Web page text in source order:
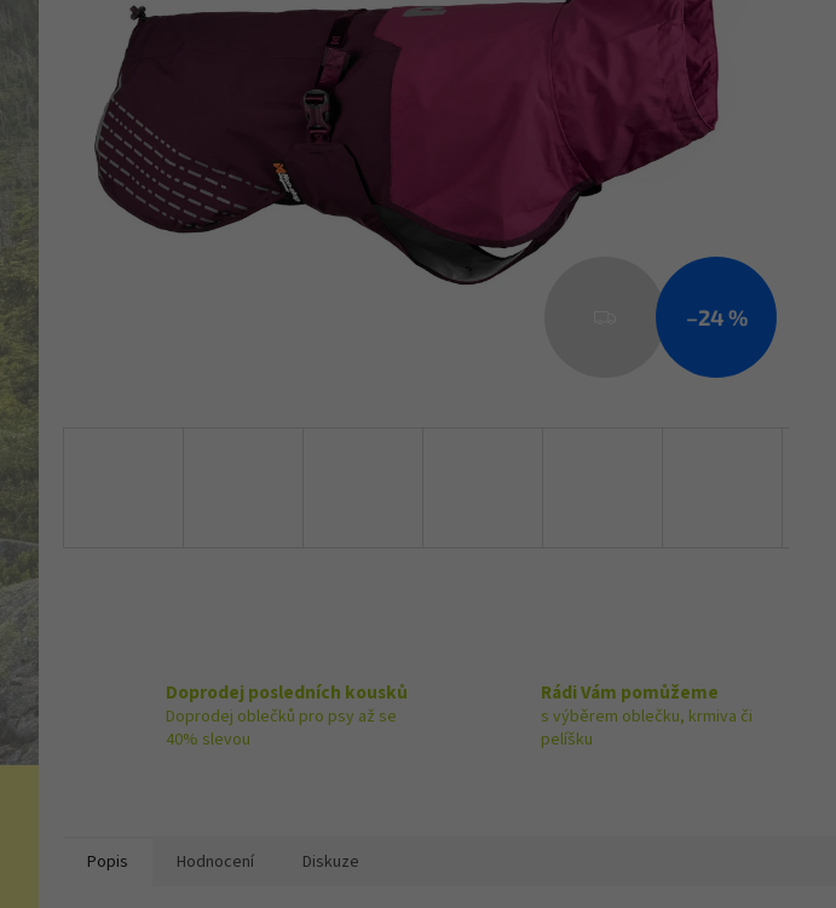
–24 %
Doprodej posledních kousků
Doprodej oblečků pro psy až se
40% slevou
Rádi Vám pomůžeme
s výběrem oblečku, krmiva či
pelíšku
Popis Hodnocení Diskuze